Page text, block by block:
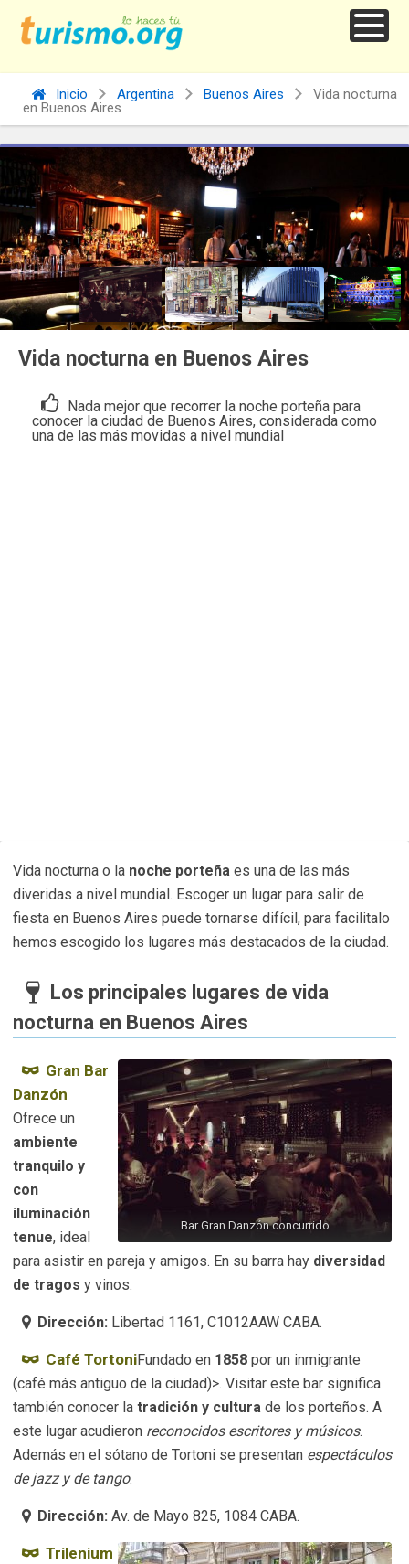
Inicio Argentina Buenos Aires
Vida nocturna
en Buenos Aires
Vida nocturna en Buenos Aires
Nada mejor que recorrer la noche porteña para
conocer la ciudad de Buenos Aires, considerada como
una de las más movidas a nivel mundial
Vida nocturna o la noche porteña es una de las más
diveridas a nivel mundial. Escoger un lugar para salir de
fiesta en Buenos Aires puede tornarse difícil, para facilitalo
hemos escogido los lugares más destacados de la ciudad.
Los principales lugares de vida
nocturna en Buenos Aires
Bar Gran Danzón concurrido
Gran Bar
Danzón
Ofrece un
ambiente
tranquilo y
con
iluminación
tenue, ideal
para asistir en pareja y amigos. En su barra hay diversidad
de tragos y vinos.
Dirección: Libertad 1161, C1012AAW CABA.
Café TortoniFundado en 1858 por un inmigrante
(café más antiguo de la ciudad)>. Visitar este bar significa
también conocer la tradición y cultura de los porteños. A
este lugar acudieron reconocidos escritores y músicos.
Además en el sótano de Tortoni se presentan espectáculos
de jazz y de tango.
Dirección: Av. de Mayo 825, 1084 CABA.
Trilenium